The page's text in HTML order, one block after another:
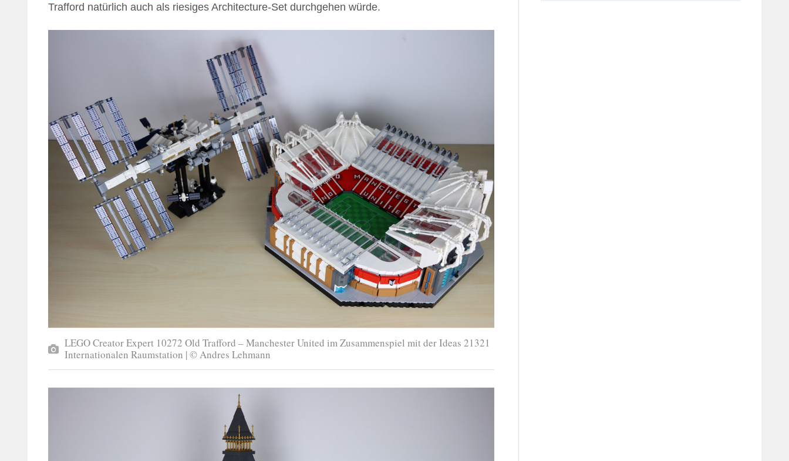
Trafford natürlich auch als riesiges Architecture-Set durchgehen würde.
LEGO Creator Expert 10272 Old Trafford – Manchester United im Zusammenspiel mit der Ideas 21321
Internationalen Raumstation | © Andres Lehmann